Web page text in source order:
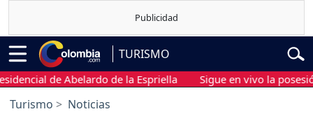
TURISMO
de Abelardo de la Espriella Sigue en vivo la posesión
Turismo Noticias